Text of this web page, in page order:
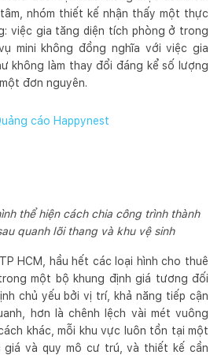
nhóm thiết kế nhận thấy một thực
việc gia tăng diện tích phòng ở trong
mini không đồng nghĩa với việc gia
không làm thay đổi đáng kể số lượng
đơn nguyên.
thể hiện cách chia công trình thành
quanh lõi thang và khu vệ sinh
HCM, hầu hết các loại hình cho thuê
một bộ khung định giá tương đối
chủ yếu bởi vị trí, khả năng tiếp cận
hơn là chênh lệch vài mét vuông
khác, mỗi khu vực luôn tồn tại một
giá và quy mô cư trú, và thiết kế cần